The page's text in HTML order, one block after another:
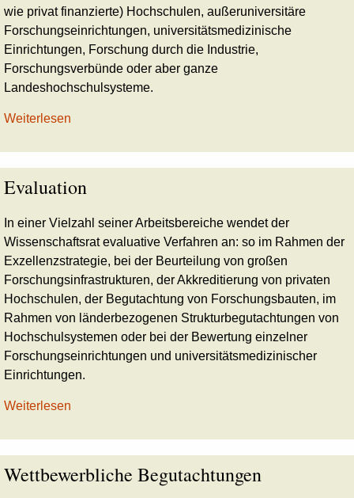
wie privat finanzierte) Hochschulen, außeruniversitäre
Forschungseinrichtungen, universitätsmedizinische
Einrichtungen, Forschung durch die Industrie,
Forschungsverbünde oder aber ganze
Landeshochschulsysteme.
Weiterlesen
Evaluation
In einer Vielzahl seiner Arbeitsbereiche wendet der
Wissenschaftsrat evaluative Verfahren an: so im Rahmen der
Exzellenzstrategie, bei der Beurteilung von großen
Forschungsinfrastrukturen, der Akkreditierung von privaten
Hochschulen, der Begutachtung von Forschungsbauten, im
Rahmen von länderbezogenen Strukturbegutachtungen von
Hochschulsystemen oder bei der Bewertung einzelner
Forschungseinrichtungen und universitätsmedizinischer
Einrichtungen.
Weiterlesen
Wettbewerbliche Begutachtungen